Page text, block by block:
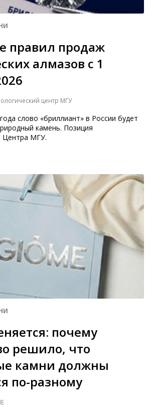
правил продаж
алмазов с 1
центр МГУ
слово «бриллиант» в России будет
камень. Позиция
Центра МГУ.
почему
решило, что
камни должны
по-разному